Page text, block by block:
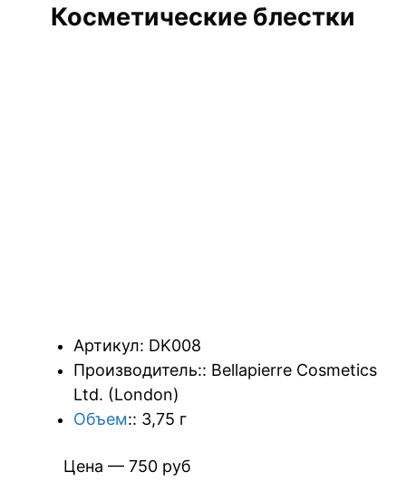
Косметические блестки
Артикул: DK008
Производитель:: Bellapierre Cosmetics
Ltd. (London)
Объем:: 3,75 г
Цена — 750 руб